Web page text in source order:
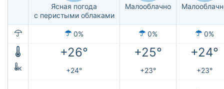
Ясная погода
с перистыми облаками
Малооблачно
0% 0% 0%
+26° +25° +24°
к +24° +23° +23°